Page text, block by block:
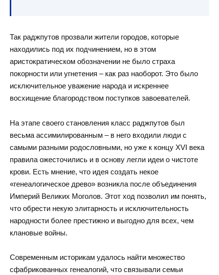
Так раджпутов прозвали жители городов, которые
находились под их подчинением, но в этом
аристократическом обозначении не было страха
покорности или угнетения – как раз наоборот. Это было
исключительное уважение народа и искреннее
восхищение благородством поступков завоевателей.
На этапе своего становления класс раджпутов был
весьма ассимилированным – в него входили люди с
самыми разными родословными, но уже к концу XVI века
правила ожесточились и в основу легли идеи о чистоте
крови. Есть мнение, что идея создать некое
«генеалогическое древо» возникла после объединения
Империй Великих Моголов. Этот ход позволил им понять,
что обрести некую элитарность и исключительность
народности более престижно и выгодно для всех, чем
клановые войны.
Современным историкам удалось найти множество
сфабрикованных генеалогий, что связывали семьи